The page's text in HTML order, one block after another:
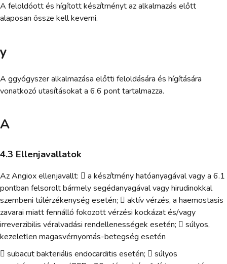
A feloldóott és hígított készítményt az alkalmazás előtt
alaposan össze kell keverni.
y
A ggyógyszer alkalmazása előtti feloldására és hígítására
vonatkozó utasításokat a 6.6 pont tartalmazza.
A
4.3 Ellenjavallatok
Az Angiox ellenjavallt:  a készítmény hatóanyagával vagy a 6.1
pontban felsorolt bármely segédanyagával vagy hirudinokkal
szembeni túlérzékenység esetén;  aktív vérzés, a haemostasis
zavarai miatt fennálló fokozott vérzési kockázat és/vagy
irreverzibilis véralvadási rendellenességek esetén;  súlyos,
kezeletlen magasvérnyomás-betegség esetén
 subacut bakteriális endocarditis esetén;  súlyos